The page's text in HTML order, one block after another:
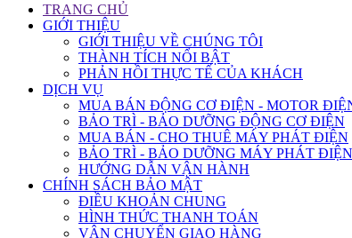
TRANG CHỦ
GIỚI THIỆU
GIỚI THIỆU VỀ CHÚNG TÔI
THÀNH TÍCH NỔI BẬT
PHẢN HỒI THỰC TẾ CỦA KHÁCH
DỊCH VỤ
MUA BÁN ĐỘNG CƠ ĐIỆN - MOTOR
BẢO TRÌ - BẢO DƯỠNG ĐỘNG CƠ ĐIỆN
MUA BÁN - CHO THUÊ MÁY PHÁT ĐIỆN
BẢO TRÌ - BẢO DƯỠNG MÁY PHÁT ĐIỆN
HƯỚNG DẪN VẬN HÀNH
CHÍNH SÁCH BẢO MẬT
ĐIỀU KHOẢN CHUNG
HÌNH THỨC THANH TOÁN
VẬN CHUYỂN GIAO HÀNG